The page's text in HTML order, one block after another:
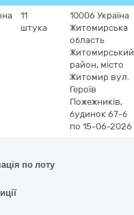
11
штука
10006 Україна
Житомирська
область
Житомирський
район, місто
Житомир вул.
Героїв
Пожежників,
будинок 67-б
по 15-06-2026
по лоту